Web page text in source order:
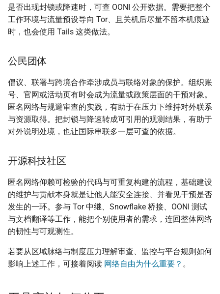
是否出现封锁或降速时，可查 OONI 公开数据。需要把整个
工作环境与流量预设导向 Tor、且关机后尽量不留本机痕迹
时，也会使用 Tails 这类做法。
公民团体
倡议、联署与跨境合作牵涉成员与联络对象的保护。组织账
号、官网或活动页有时会成为流量或政策层面的干预对象。
匿名网络与规避审查的实践，有助于在压力下维持对外联系
与资源取得。把封锁与降速转成可引用的观测结果，有助于
对外说明处境，也让国际串联多一层可查的依据。
开源科技社区
匿名网络仰赖可检验的代码与可重复构建的流程，基础建设
的维护与贡献本身就是让他人能安全连接、并看见干预是否
发生的一环。参与 Tor 中继、Snowflake 桥接、OONI 测试
与文档翻译等工作，能把个别使用者的需求，连回整体网络
的韧性与可观测性。
若要从区域脉络与制度压力理解审查、监控与平台规则如何
影响上述工作，可接着阅读 网络自由为什么重要？ 。